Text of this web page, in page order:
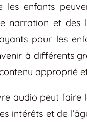
les enfants
narration et des
pour les
à différents
approprié
audio peut faire
intérêts et de